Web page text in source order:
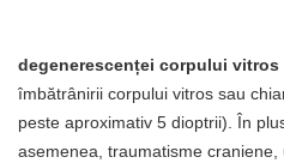
degenerescenței corpului vitros
îmbătrânirii corpului vitros sau
peste aproximativ 5 dioptrii). În
asemenea, traumatisme